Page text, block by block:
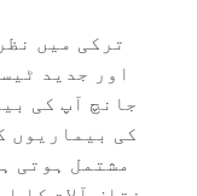
ترکی میں
اور جدید
جانچ آپ کی
کی بیماریوں
مشتمل ہوتی